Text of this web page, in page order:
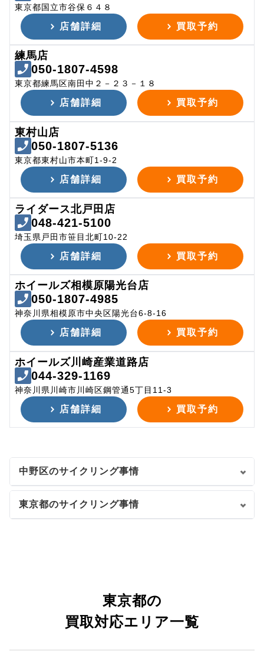
東京都国立市谷保６４８
店舗詳細 買取予約
練馬店
050-1807-4598
東京都練馬区南田中２－２３－１８
店舗詳細 買取予約
東村山店
050-1807-5136
東京都東村山市本町1-9-2
店舗詳細 買取予約
ライダース北戸田店
048-421-5100
埼玉県戸田市笹目北町10-22
店舗詳細 買取予約
ホイールズ相模原陽光台店
050-1807-4985
神奈川県相模原市中央区陽光台6-8-16
店舗詳細 買取予約
ホイールズ川崎産業道路店
044-329-1169
神奈川県川崎市川崎区鋼管通5丁目11-3
店舗詳細 買取予約
中野区のサイクリング事情
東京都のサイクリング事情
東京都の
買取対応エリア一覧